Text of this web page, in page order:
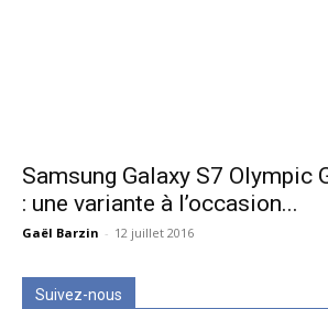
Samsung Galaxy S7 Olympic
: une variante à l’occasion...
Gaël Barzin - 12 juillet 2016
Suivez-nous